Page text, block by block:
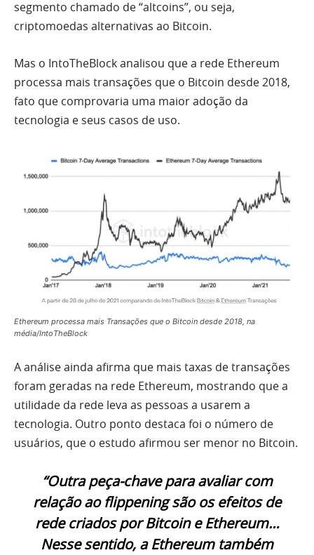
segmento chamado de “altcoins”, ou seja,
criptomoedas alternativas ao Bitcoin.
Mas o IntoTheBlock analisou que a rede Ethereum
processa mais transações que o Bitcoin desde 2018,
fato que comprovaria uma maior adoção da
tecnologia e seus casos de uso.
Ethereum processa mais Transações que o Bitcoin desde 2018, na
média/IntoTheBlock
A análise ainda afirma que mais taxas de transações
foram geradas na rede Ethereum, mostrando que a
utilidade da rede leva as pessoas a usarem a
tecnologia. Outro ponto destaca foi o número de
usuários, que o estudo afirmou ser menor no Bitcoin.
“Outra peça-chave para avaliar com
relação ao flippening são os efeitos de
rede criados por Bitcoin e Ethereum…
Nesse sentido, a Ethereum também